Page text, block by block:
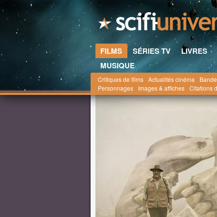
FILMS SÉRIES TV LIVRES
MUSIQUE
Critiques de films Actualités cinéma
Personnages
Images & affiches Citations
Scifi-Universe.com Films Actualités juillet